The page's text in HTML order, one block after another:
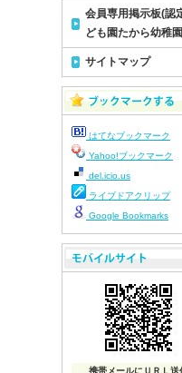
会員専用掲示板(認
ども園たから幼稚
サイトマップ
はてなブックマーク
Yahoo!ブックマーク
del.icio.us
ライブドアクリップ
Google Bookmarks
携帯メールにＵＲＬ送